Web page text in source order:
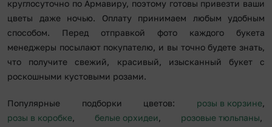
круглосуточно по Армавиру, поэтому готовы привезти ваши
цветы даже ночью. Оплату принимаем любым удобным
способом. Перед отправкой фото каждого букета
менеджеры посылают покупателю, и вы точно будете знать,
что получите свежий, красивый, изысканный букет с
роскошными кустовыми розами.
Популярные подборки цветов: розы в корзине,
розы в коробке, белые орхидеи, розовые тюльпаны,